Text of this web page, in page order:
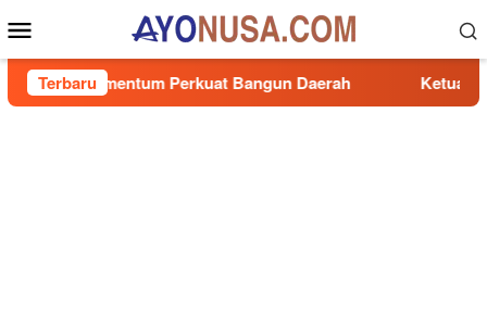
ke
kontenMobile
Terbaru
Perkuat Bangun Daerah Ketua DPRD Sumbar